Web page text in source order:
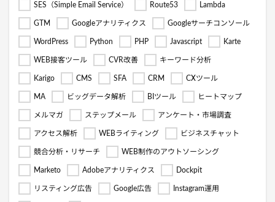
SES（Simple Email Service） Route53 Lambda
GTM Googleアナリティクス Googleサーチコンソール
WordPress Python PHP Javascript Karte
WEB接客ツール CVR改善 キーワード分析
Karigo CMS SFA CRM CXツール
MA ビッグデータ解析 BIツール ヒートマップ
メルマガ ステップメール アンケート・市場調査
アクセス解析 WEBライティング ビジネスチャット
競合分析・リサーチ WEB制作のアウトソーシング
Marketo Adobeアナリティクス Dockpit
リスティング広告 Google広告 Instagram運用